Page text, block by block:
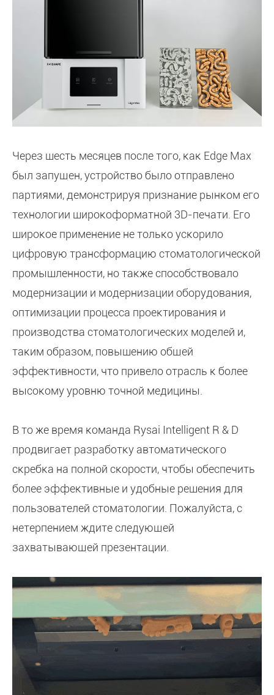
Через шесть месяцев после того, как Edge Max
был запущен, устройство было отправлено
партиями, демонстрируя признание рынком его
технологии широкоформатной 3D-печати. Его
широкое применение не только ускорило
цифровую трансформацию стоматологической
промышленности, но также способствовало
модернизации и модернизации оборудования,
оптимизации процесса проектирования и
производства стоматологических моделей и,
таким образом, повышению общей
эффективности, что привело отрасль к более
высокому уровню точной медицины.
В то же время команда Rysai Intelligent R & D
продвигает разработку автоматического
скребка на полной скорости, чтобы обеспечить
более эффективные и удобные решения для
пользователей стоматологии. Пожалуйста, с
нетерпением ждите следующей
захватывающей презентации.